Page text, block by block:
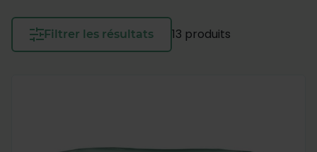
Filtrer les résultats 13 produits